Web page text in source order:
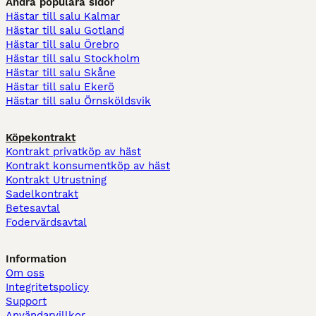
Hästar till salu Kalmar
Hästar till salu Gotland
Hästar till salu Örebro
Hästar till salu Stockholm
Hästar till salu Skåne
Hästar till salu Ekerö
Hästar till salu Örnsköldsvik
Köpekontrakt
Kontrakt privatköp av häst
Kontrakt konsumentköp av häst
Kontrakt Utrustning
Sadelkontrakt
Betesavtal
Fodervärdsavtal
Information
Om oss
Integritetspolicy
Support